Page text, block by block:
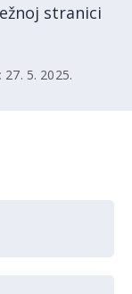
stranici
27. 5. 2025.